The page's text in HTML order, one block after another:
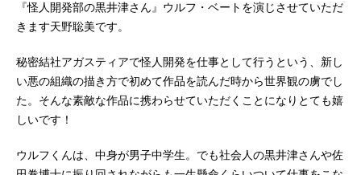
『怪人開発部の黒井津さん』ウルフ・ベートを演じさせていただ
きます天野聡美です。
秘密結社アガスティアで怪人開発を仕事として行うという、新し
い悪の組織の描き方で初めて作品を読んだ時から世界観の虜でし
た。そんな素敵な作品に携わらせていただくことになりとても嬉
しいです！
ウルフくんは、中身が男子中学生。でも社会人の黒井津さんや佐